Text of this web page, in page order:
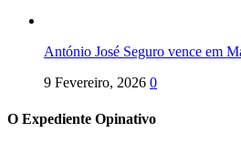
António José Seguro vence em
9 Fevereiro, 2026 0
O Expediente Opinativo